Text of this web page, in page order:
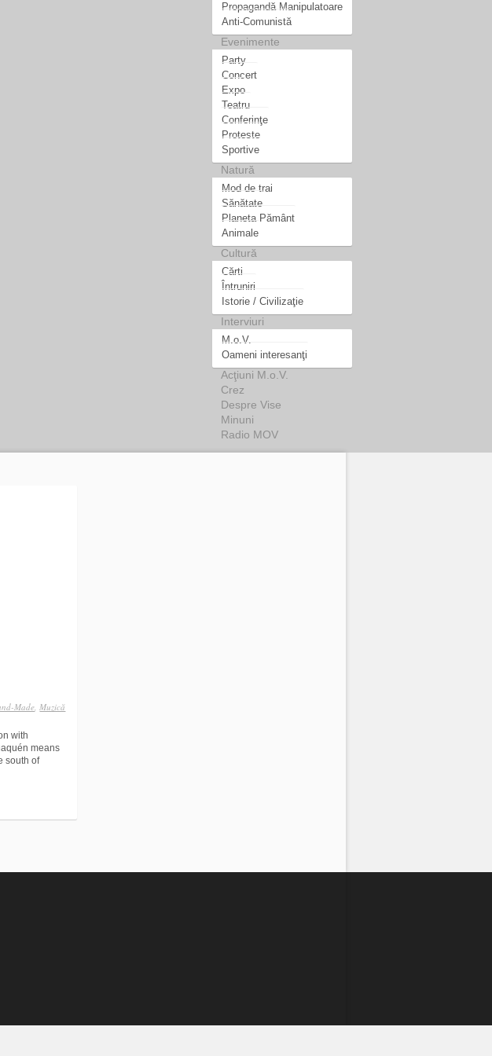
Propagandă Manipulatoare
Anti-Comunistă
Evenimente
Party
Concert
Expo
Teatru
Conferinţe
Proteste
Sportive
Natură
Mod de trai
Sănătate
Planeta Pământ
Animale
Cultură
Cărti
Întruniri
Istorie / Civilizaţie
Interviuri
M.o.V.
Oameni interesanţi
Acţiuni M.o.V.
Crez
Despre Vise
Minuni
Radio MOV
Made,Muzică
with
means
south of